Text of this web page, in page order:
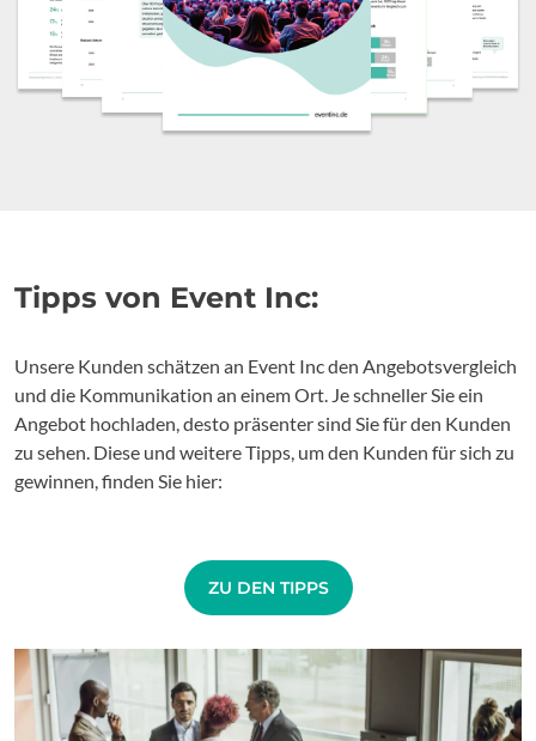
Tipps von Event Inc:
Unsere Kunden schätzen an Event Inc den Angebotsvergleich
und die Kommunikation an einem Ort. Je schneller Sie ein
Angebot hochladen, desto präsenter sind Sie für den Kunden
zu sehen. Diese und weitere Tipps, um den Kunden für sich zu
gewinnen, finden Sie hier:
ZU DEN TIPPS